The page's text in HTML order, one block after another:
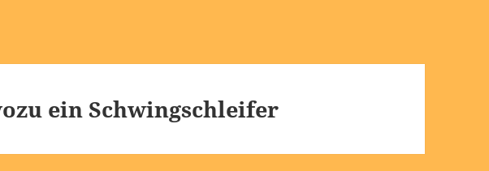
ein Schwingschleifer